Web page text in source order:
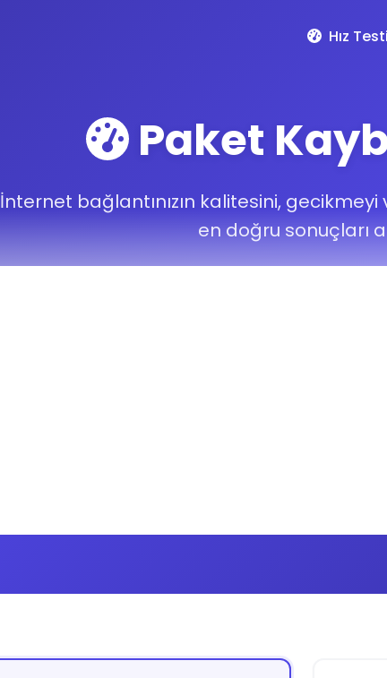
Hız Testi
Paket
İnternet bağlantınızın kalitesini,
en doğru sonuçları